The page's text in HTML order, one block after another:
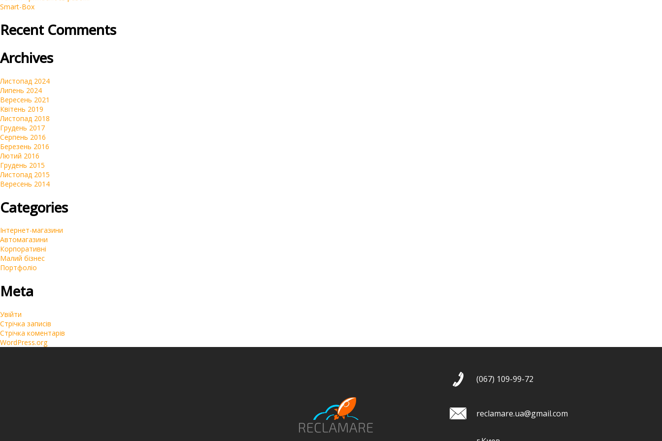
Smart-Box
Recent Comments
Archives
Листопад 2024
Липень 2024
Вересень 2021
Квітень 2019
Листопад 2018
Грудень 2017
Серпень 2016
Березень 2016
Лютий 2016
Грудень 2015
Листопад 2015
Вересень 2014
Categories
Інтернет-магазини
Автомагазини
Корпоративні
Малий бізнес
Портфоліо
Meta
Увійти
Стрічка записів
Стрічка коментарів
WordPress.org
(067) 109-99-72
reclamare.ua@gmail.com